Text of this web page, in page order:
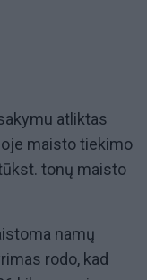
atliktas
maisto tiekimo
tonų maisto
namų
rodo, kad